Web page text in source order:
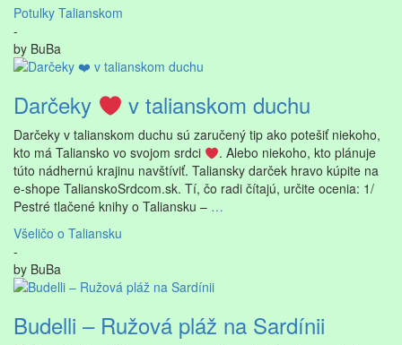
Potulky Talianskom
-
by BuBa
Darčeky v talianskom duchu
Darčeky v talianskom duchu sú zaručený tip ako potešiť niekoho,
kto má Taliansko vo svojom srdci
. Alebo niekoho, kto plánuje
túto nádhernú krajinu navštíviť. Taliansky darček hravo kúpite na
e-shope TalianskoSrdcom.sk. Tí, čo radi čítajú, určite ocenia: 1/
Pestré tlačené knihy o Taliansku – …
Všeličo o Taliansku
-
by BuBa
Budelli – Ružová pláž na Sardínii